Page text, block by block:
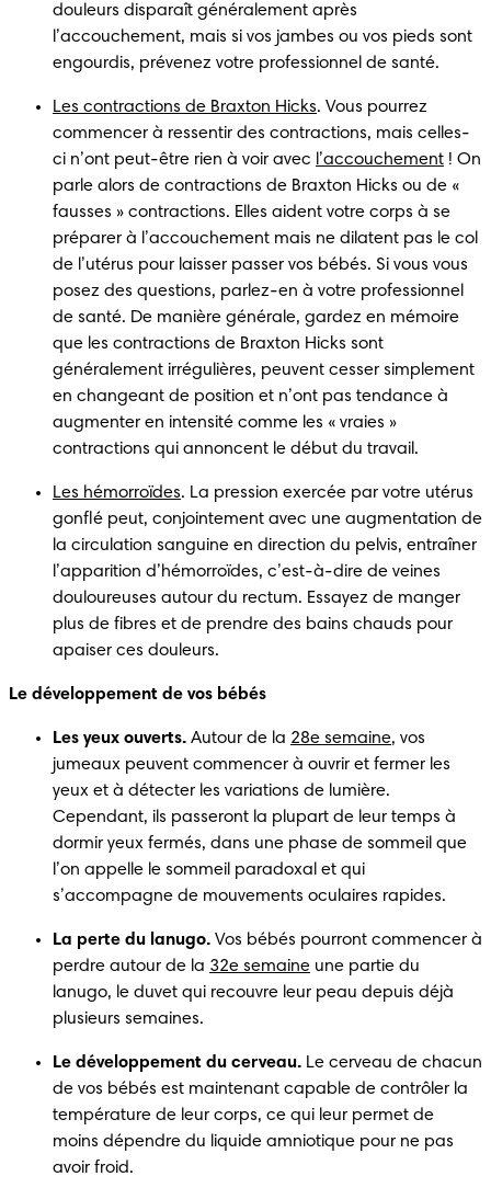
douleurs disparaît généralement après
l’accouchement, mais si vos jambes ou vos pieds sont
engourdis, prévenez votre professionnel de santé.
Les contractions de Braxton Hicks. Vous pourrez
commencer à ressentir des contractions, mais celles-
ci n’ont peut-être rien à voir avec l’accouchement ! On
parle alors de contractions de Braxton Hicks ou de «
fausses » contractions. Elles aident votre corps à se
préparer à l’accouchement mais ne dilatent pas le col
de l’utérus pour laisser passer vos bébés. Si vous vous
posez des questions, parlez-en à votre professionnel
de santé. De manière générale, gardez en mémoire
que les contractions de Braxton Hicks sont
généralement irrégulières, peuvent cesser simplement
en changeant de position et n’ont pas tendance à
augmenter en intensité comme les « vraies »
contractions qui annoncent le début du travail.
Les hémorroïdes. La pression exercée par votre utérus
gonflé peut, conjointement avec une augmentation de
la circulation sanguine en direction du pelvis, entraîner
l’apparition d’hémorroïdes, c’est-à-dire de veines
douloureuses autour du rectum. Essayez de manger
plus de fibres et de prendre des bains chauds pour
apaiser ces douleurs.
Le développement de vos bébés
Les yeux ouverts. Autour de la 28e semaine, vos
jumeaux peuvent commencer à ouvrir et fermer les
yeux et à détecter les variations de lumière.
Cependant, ils passeront la plupart de leur temps à
dormir yeux fermés, dans une phase de sommeil que
l’on appelle le sommeil paradoxal et qui
s’accompagne de mouvements oculaires rapides.
La perte du lanugo. Vos bébés pourront commencer à
perdre autour de la 32e semaine une partie du
lanugo, le duvet qui recouvre leur peau depuis déjà
plusieurs semaines.
Le développement du cerveau. Le cerveau de chacun
de vos bébés est maintenant capable de contrôler la
température de leur corps, ce qui leur permet de
moins dépendre du liquide amniotique pour ne pas
avoir froid.